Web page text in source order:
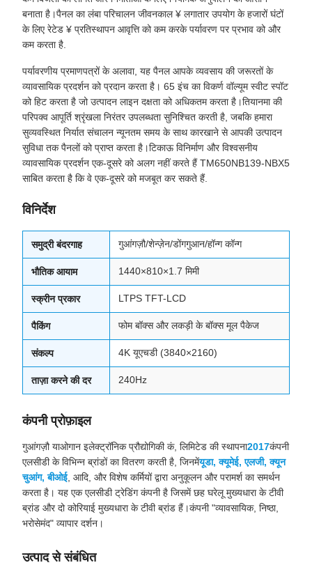
बनाता है।पैनल का लंबा परिचालन जीवनकाल ¥ लगातार उपयोग के हजारों घंटों
के लिए रेटेड ¥ प्रतिस्थापन आवृत्ति को कम करके पर्यावरण पर प्रभाव को और
कम करता है.
पर्यावरणीय प्रमाणपत्रों के अलावा, यह पैनल आपके व्यवसाय की जरूरतों के
व्यावसायिक प्रदर्शन को प्रदान करता है। 65 इंच का विकर्ण वॉल्यूम स्वीट स्पॉट
को हिट करता है जो उत्पादन लाइन दक्षता को अधिकतम करता है।तियानमा की
परिपक्व आपूर्ति श्रृंखला निरंतर उपलब्धता सुनिश्चित करती है, जबकि हमारा
सुव्यवस्थित निर्यात संचालन न्यूनतम समय के साथ कारखाने से आपकी उत्पादन
सुविधा तक पैनलों को प्राप्त करता है।टिकाऊ विनिर्माण और विश्वसनीय
व्यावसायिक प्रदर्शन एक-दूसरे को अलग नहीं करते हैं TM650NB139-NBX5
साबित करता है कि वे एक-दूसरे को मजबूत कर सकते हैं.
विनिर्देश
समुद्री बंदरगाह गुआंगज़ौ/शेन्ज़ेन/डोंगगुआन/हॉन्ग कॉन्ग
भौतिक आयाम 1440×810×1.7 मिमी
स्क्रीन प्रकार LTPS TFT-LCD
पैकिंग फोम बॉक्स और लकड़ी के बॉक्स मूल पैकेज
संकल्प 4K यूएचडी (3840×2160)
ताज़ा करने की दर 240Hz
कंपनी प्रोफ़ाइल
गुआंगज़ौ याओगान इलेक्ट्रॉनिक प्रौद्योगिकी कं, लिमिटेड की स्थापना2017कंपनी
एलसीडी के विभिन्न ब्रांडों का वितरण करती है, जिनमेंयूडा, क्यूमेई, एलजी, क्यून
चुआंग, बीओई, आदि, और विशेष कर्मियों द्वारा अनुकूलन और परामर्श का समर्थन
करता है। यह एक एलसीडी ट्रेडिंग कंपनी है जिसमें छह घरेलू मुख्यधारा के टीवी
ब्रांड और दो कोरियाई मुख्यधारा के टीवी ब्रांड हैं।कंपनी "व्यावसायिक, निष्ठा,
भरोसेमंद" व्यापार दर्शन।
उत्पाद से संबंधित